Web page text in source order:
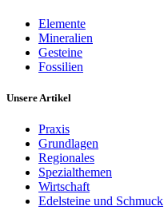
Elemente
Mineralien
Gesteine
Fossilien
Unsere Artikel
Praxis
Grundlagen
Regionales
Spezialthemen
Wirtschaft
Edelsteine und Schmuck